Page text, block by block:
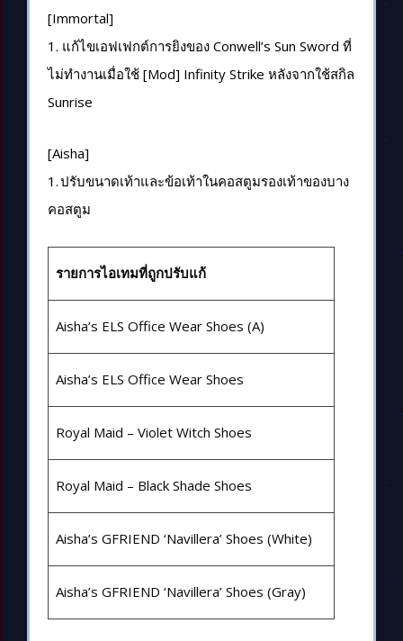
[Immortal]
1. แก้ไขเอฟเฟกต์การยิงของ Conwell’s Sun Sword ที่
ไม่ทำงานเมื่อใช้ [Mod] Infinity Strike หลังจากใช้สกิล
Sunrise
[Aisha]
1.ปรับขนาดเท้าและข้อเท้าในคอสตูมรองเท้าของบาง
คอสตูม
รายการไอเทมที่ถูกปรับแก้
Aisha’s ELS Office Wear Shoes (A)
Aisha’s ELS Office Wear Shoes
Royal Maid – Violet Witch Shoes
Royal Maid – Black Shade Shoes
Aisha’s GFRIEND ‘Navillera’ Shoes (White)
Aisha’s GFRIEND ‘Navillera’ Shoes (Gray)